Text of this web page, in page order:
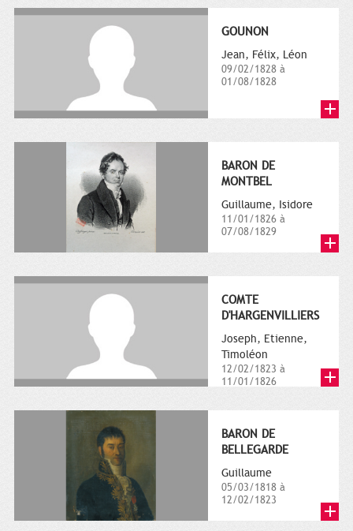
GOUNON
Jean, Félix, Léon
09/02/1828 à
01/08/1828
BARON DE
MONTBEL
Guillaume, Isidore
11/01/1826 à
07/08/1829
COMTE
D'HARGENVILLIERS
Joseph, Etienne,
Timoléon
12/02/1823 à
11/01/1826
BARON DE
BELLEGARDE
Guillaume
05/03/1818 à
12/02/1823